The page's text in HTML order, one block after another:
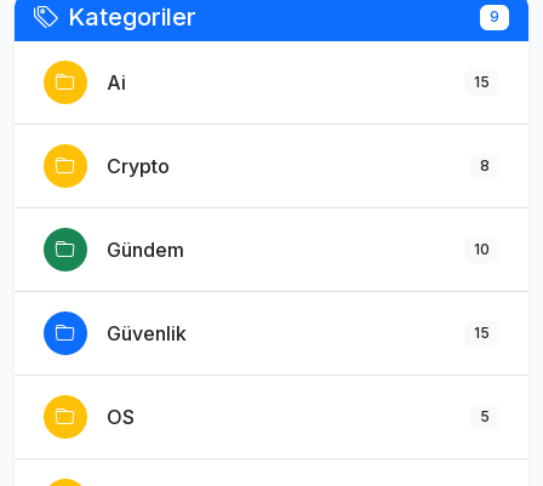
Kategoriler 9
Ai 15
Crypto 8
Gündem 10
Güvenlik 15
OS 5